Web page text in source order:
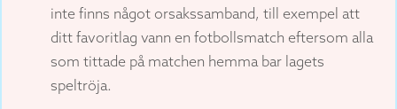
inte finns något orsakssamband, till exempel att
ditt favoritlag vann en fotbollsmatch eftersom alla
som tittade på matchen hemma bar lagets
speltröja.